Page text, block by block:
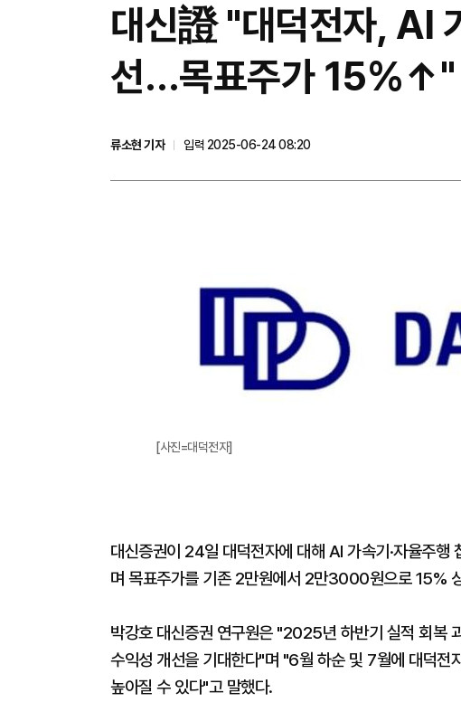
대신證 "대덕전자, AI
선…목표주가 15%↑"
류소현 기자
입력 2025-06-24 08:20
[사진=대덕전자]
대신증권이 24일 대덕전자에 대해 AI 가속기·자율주행
며 목표주가를 기존 2만원에서 2만3000원으로 15%
박강호 대신증권 연구원은 "2025년 하반기 실적 회복
수익성 개선을 기대한다"며 "6월 하순 및 7월에 대덕전
높아질 수 있다"고 말했다.